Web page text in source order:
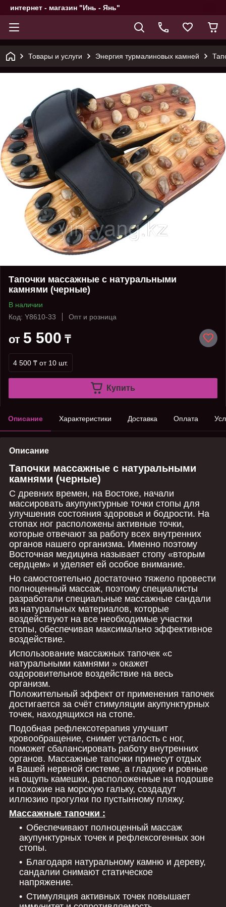
интернет - магазин "Инь - Янь"
Товары и услуги Энергия турмалиновых камней
Тапочки массажные с натуральными
камнями (черные)
В наличии
Код: Y8610-33
Опт и розница
от 5 500 ₸
4 500 ₸ от 10 шт.
Купить
Описание Характеристики Доставка Оплата
Описание
Тапочки массажные с натуральными
камнями (черные)
С древних времен, на Востоке, начали
массировать акупунктурные точки стопы для
улучшения состояния здоровья и бодрости. На
стопах ног расположены активные точки,
которые отвечают за работу всех внутренних
органов нашего организма. Именно поэтому
Восточная медицина называет стопу «вторым
сердцем» и уделяет ей особое внимание.
Но самостоятельно достаточно тяжело провести
полноценный массаж, поэтому специалисты
разработали специальные массажные сандали
из натуральных материалов, которые
воздействуют на все необходимые участки
стопы, обеспечивая максимально эффективное
воздействие.
Использование массажных тапочек «с
натуральными камнями » окажет
оздоровительное воздействие на весь
организм.
Положительный эффект от применения тапочек
достигается за счёт стимуляции акупунктурных
точек, находящихся на стопе.
Подобная рефлексотерапия улучшит
кровообращение, снимет усталость с ног,
поможет сбалансировать работу внутренних
органов. Массажные тапочки принесут отдых
и Вашей нервной системе, а гладкие и ровные
на ощупь камешки, расположенные на подошве
и похожие на морскую гальку, создадут
иллюзию прогулки по пустынному пляжу.
Массажные тапочки :
Обеспечивают полноценный массаж
акупунктурных точек и рефлексогенных зон
стопы.
Благодаря натуральному камню и дереву,
сандалии снимают статическое
напряжение.
Стимуляция активных точек повышает